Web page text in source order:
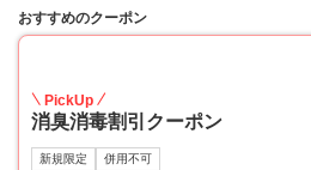
おすすめのクーポン
PickUp
消臭消毒割引クーポン
新規限定 併用不可